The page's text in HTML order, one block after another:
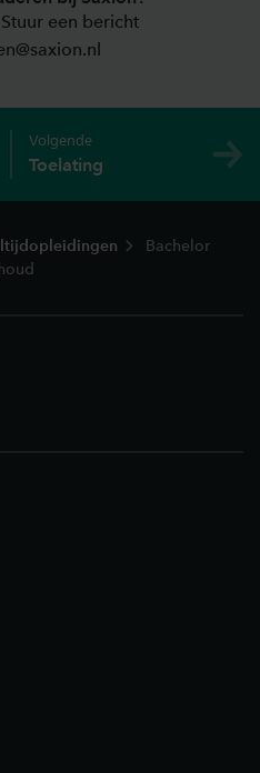
een bericht
Volgende
Toelating
Bachelor